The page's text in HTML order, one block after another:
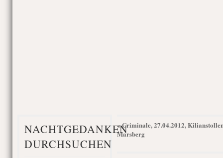
NACHTGEDANKEN
DURCHSUCHEN
«Criminale, 27.04.2012,
Marsberg